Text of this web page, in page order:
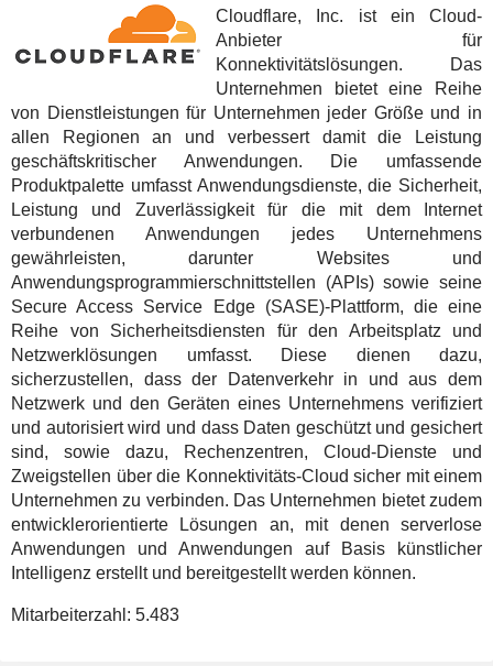
Cloudflare, Inc. ist ein Cloud-
Anbieter für
Konnektivitätslösungen. Das
Unternehmen bietet eine Reihe
von Dienstleistungen für Unternehmen jeder Größe und in
allen Regionen an und verbessert damit die Leistung
geschäftskritischer Anwendungen. Die umfassende
Produktpalette umfasst Anwendungsdienste, die Sicherheit,
Leistung und Zuverlässigkeit für die mit dem Internet
verbundenen Anwendungen jedes Unternehmens
gewährleisten, darunter Websites und
Anwendungsprogrammierschnittstellen (APIs) sowie seine
Secure Access Service Edge (SASE)-Plattform, die eine
Reihe von Sicherheitsdiensten für den Arbeitsplatz und
Netzwerklösungen umfasst. Diese dienen dazu,
sicherzustellen, dass der Datenverkehr in und aus dem
Netzwerk und den Geräten eines Unternehmens verifiziert
und autorisiert wird und dass Daten geschützt und gesichert
sind, sowie dazu, Rechenzentren, Cloud-Dienste und
Zweigstellen über die Konnektivitäts-Cloud sicher mit einem
Unternehmen zu verbinden. Das Unternehmen bietet zudem
entwicklerorientierte Lösungen an, mit denen serverlose
Anwendungen und Anwendungen auf Basis künstlicher
Intelligenz erstellt und bereitgestellt werden können.
Mitarbeiterzahl: 5.483